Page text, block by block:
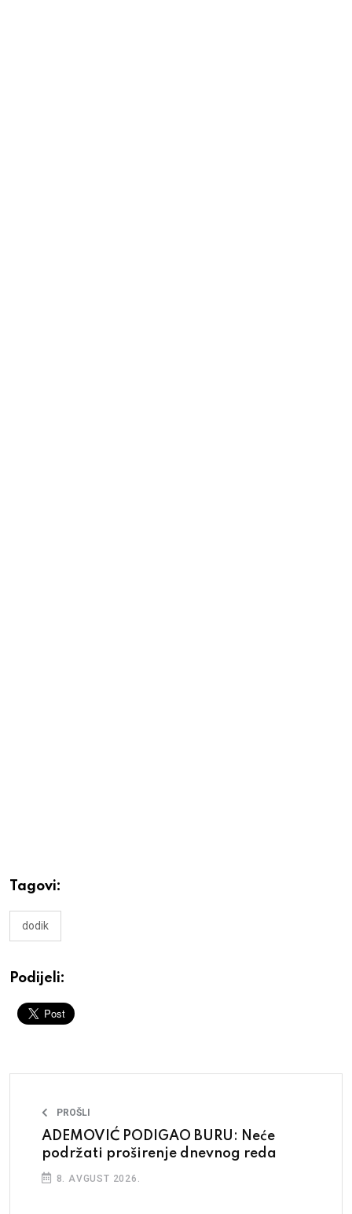
Tagovi:
dodik
Podijeli:
PROŠLI
ADEMOVIĆ PODIGAO BURU: Neće
podržati proširenje dnevnog reda
8. AVGUST 2026.